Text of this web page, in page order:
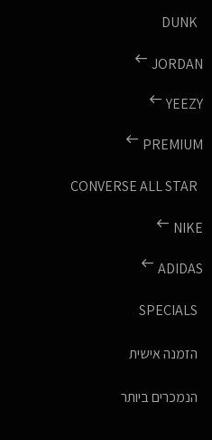
DUNK
JORDAN
YEEZY
PREMIUM
CONVERSE ALL STAR
NIKE
ADIDAS
SPECIALS
הזמנה אישית
הנמכרים ביותר